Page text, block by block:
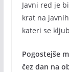
Javni red je
krat na
kateri se
Pogostejše
čez dan na